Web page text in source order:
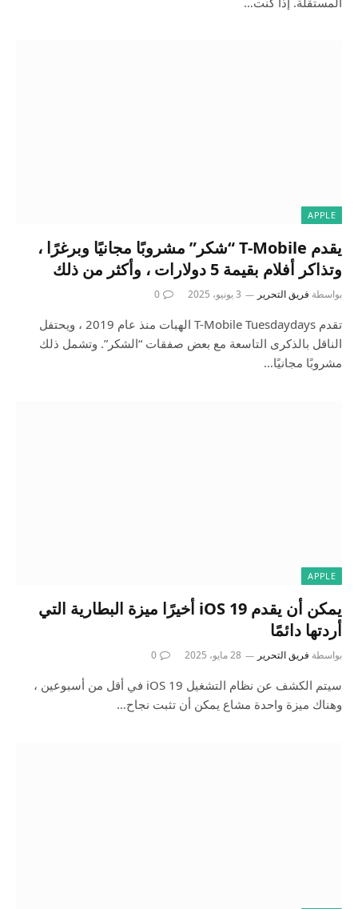
APPLE
يقدم T-Mobile “شكر” مشروبًا مجانيًا وبرغرًا ،
وتذاكر أفلام بقيمة 5 دولارات ، وأكثر من ذلك
بواسطة فريق التحرير 3 يونيو، 2025 0
تقدم T-Mobile Tuesdaydays الهبات منذ عام 2019 ، ويحتفل
الناقل بالذكرى التاسعة مع بعض صفقات “الشكر”. وتشمل ذلك
مشروبًا مجانيًا…
APPLE
يمكن أن يقدم iOS 19 أخيرًا ميزة البطارية التي
أردتها دائمًا
بواسطة فريق التحرير 28 مايو، 2025 0
سيتم الكشف عن نظام التشغيل iOS 19 في أقل من أسبوعين ،
وهناك ميزة واحدة مشاع يمكن أن تثبت نجاح…